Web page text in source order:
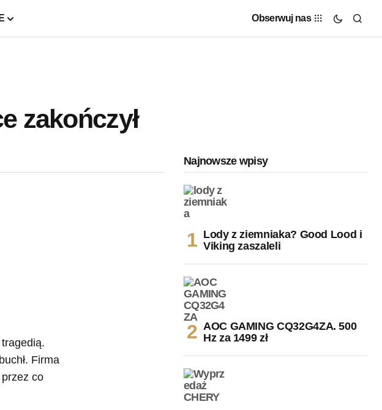
Obserwuj nas
zakończył
Firma
co
Najnowsze wpisy
Lody z ziemniaka? Good Lood i
Viking zaszaleli
AOC GAMING CQ32G4ZA. 500
Hz za 1499 zł